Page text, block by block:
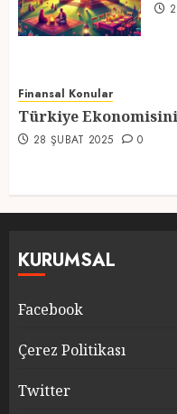
Finansal Konular
Türkiye
28 ŞUBAT 2025 0
KURUMSAL
Facebook
Çerez Politikası
Twitter